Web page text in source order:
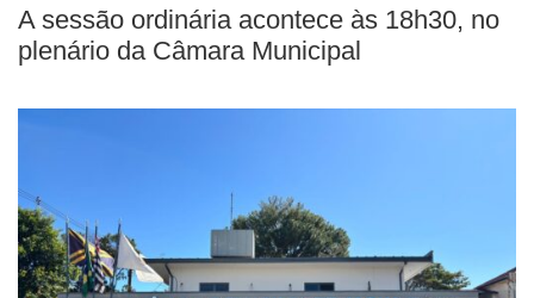
A sessão ordinária acontece às 18h30, no
plenário da Câmara Municipal